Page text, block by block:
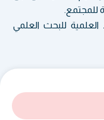
للمجتمع.
للبحث العلمي